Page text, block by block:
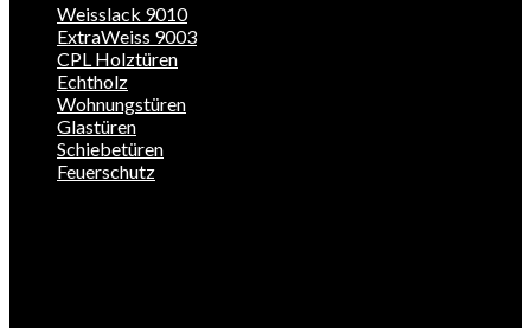
Weisslack 9010
ExtraWeiss 9003
CPL Holztüren
Echtholz
Wohnungstüren
Glastüren
Schiebetüren
Feuerschutz